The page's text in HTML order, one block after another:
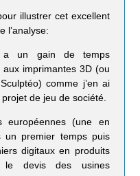
illustrer cet excellent
l’analyse:
a un gain de temps
imprimantes 3D (ou
comme j’en ai
de jeu de société.
européennes (une en
un premier temps puis
digitaux en produits
le devis des usines